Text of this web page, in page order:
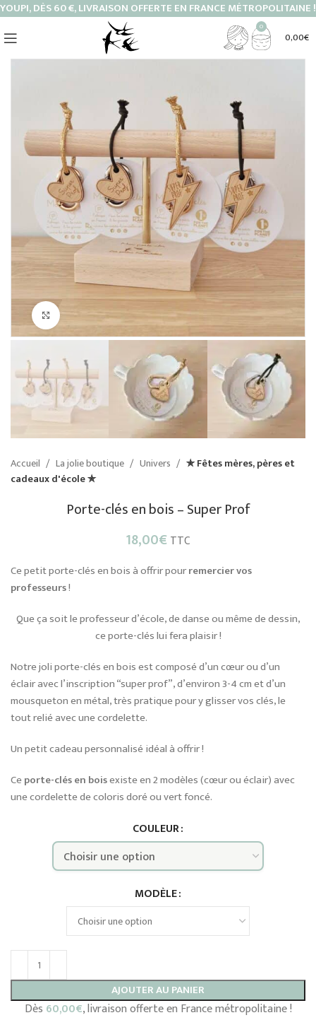
YOUPI, DÈS 60 €, LIVRAISON OFFERTE EN FRANCE MÉTROPOLITAINE !
0
0,00€
Cliquez pour agrandir
Accueil La jolie boutique Univers
✯ Fêtes mères, pères et
cadeaux d'école ✯
Porte-clés en bois – Super Prof
18,00€ TTC
Ce petit porte-clés en bois à offrir pourremercier vos
professeurs!
Que ça soit le professeur d’école, de danse ou même de dessin,
ce porte-clés lui fera plaisir !
Notre joli porte-clés en bois est composé d’un cœur ou d’un
éclair avec l’inscription “super prof”, d’environ 3-4 cm et d’un
mousqueton en métal, très pratique pour y glisser vos clés, le
tout relié avec une cordelette.
Un petit cadeau personnalisé idéal à offrir !
Ceporte-clés en boisexiste en 2 modèles (cœur ou éclair) avec
une cordelette de coloris doré ou vert foncé.
COULEUR
MODÈLE
AJOUTER AU PANIER
Dès 60,00€, livraison offerte en France métropolitaine !